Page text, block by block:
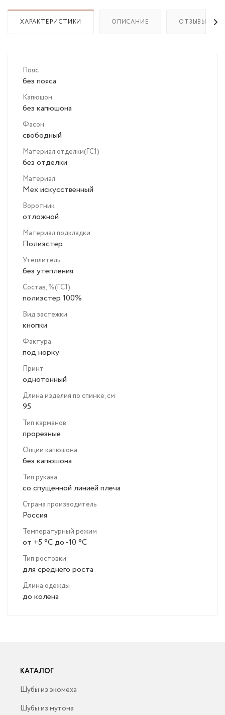
ХАРАКТЕРИСТИКИ ОПИСАНИЕ ОТЗЫВЫ
Пояс
без пояса
Капюшон
без капюшона
Фасон
свободный
Материал отделки(ГС1)
без отделки
Материал
Мех искусственный
Воротник
отложной
Материал подкладки
Полиэстер
Утеплитель
без утепления
Состав, %(ГС1)
полиэстер 100%
Вид застежки
кнопки
Фактура
под норку
Принт
однотонный
Длина изделия по спинке, см
95
Тип карманов
прорезные
Опции капюшона
без капюшона
Тип рукава
со спущенной линией плеча
Страна производитель
Россия
Температурный режим
от +5 °C до -10 °C
Тип ростовки
для среднего роста
Длина одежды
до колена
КАТАЛОГ
Шубы из экомеха
Шубы из мутона